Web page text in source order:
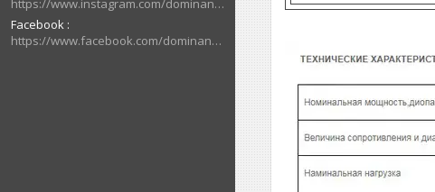
https://www.instagram.com/dominant_cnc
Facebook
https://www.facebook.com/dominantcnc